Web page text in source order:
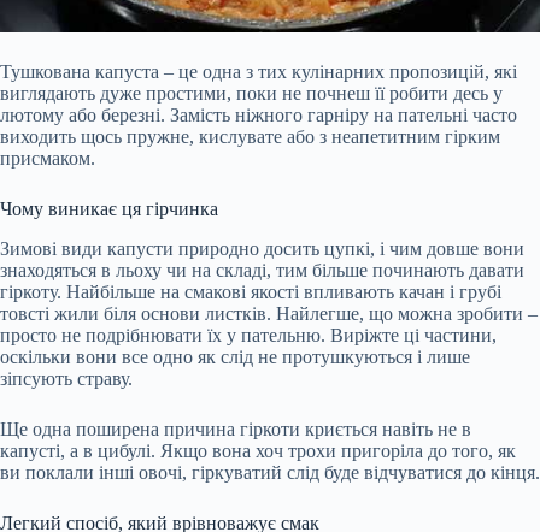
Тушкована капуста – це одна з тих кулінарних пропозицій, які
виглядають дуже простими, поки не почнеш її робити десь у
лютому або березні. Замість ніжного гарніру на пательні часто
виходить щось пружне, кислувате або з неапетитним гірким
присмаком.
Чому виникає ця гірчинка
Зимові види капусти природно досить цупкі, і чим довше вони
знаходяться в льоху чи на складі, тим більше починають давати
гіркоту. Найбільше на смакові якості впливають качан і грубі
товсті жили біля основи листків. Найлегше, що можна зробити –
просто не подрібнювати їх у пательню. Виріжте ці частини,
оскільки вони все одно як слід не протушкуються і лише
зіпсують страву.
Ще одна поширена причина гіркоти криється навіть не в
капусті, а в цибулі. Якщо вона хоч трохи пригоріла до того, як
ви поклали інші овочі, гіркуватий слід буде відчуватися до кінця.
Легкий спосіб, який врівноважує смак